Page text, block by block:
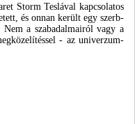
Storm Teslával kapcsolatos
és onnan került egy szerb-
a szabadalmairól vagy a
- az univerzum-